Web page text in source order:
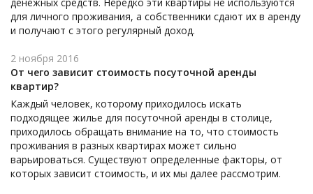
денежных средств. Нередко эти квартиры не используются
для личного проживания, а собственники сдают их в аренду
и получают с этого регулярный доход.
2 ноября 2016
От чего зависит стоимость посуточной аренды
квартир?
Каждый человек, которому приходилось искать
подходящее жилье для посуточной аренды в столице,
приходилось обращать внимание на то, что стоимость
проживания в разных квартирах может сильно
варьироваться. Существуют определенные факторы, от
которых зависит стоимость, и их мы далее рассмотрим.